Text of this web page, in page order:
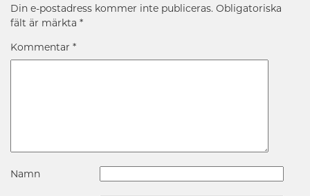
Din e-postadress kommer inte publiceras. Obligatoriska
fält är märkta *
Kommentar *
Namn